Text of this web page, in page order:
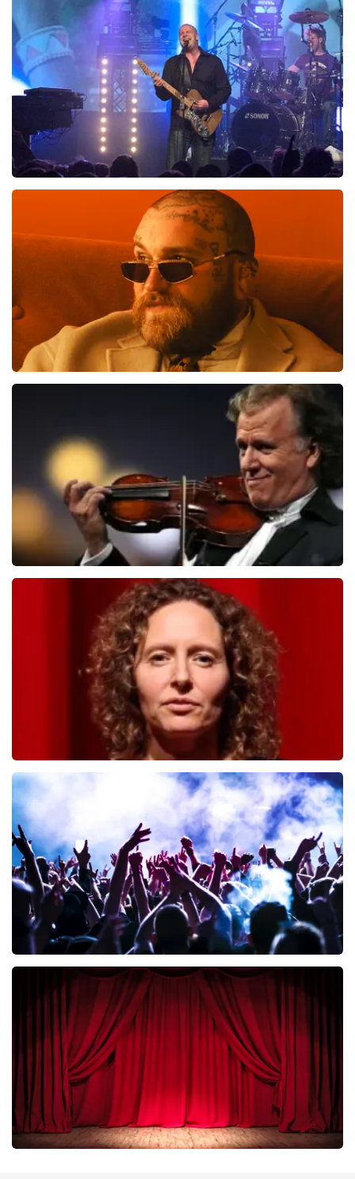
89reviews
BEKIJKEN
laatste 30 minuten
BESTEL NU
BESTEL NU
Andre Rieu
laatste 30 minuten
BESTEL NU
Esther van der Voort
BESTEL NU
Megadeth
laatste 30 minuten
BESTEL NU